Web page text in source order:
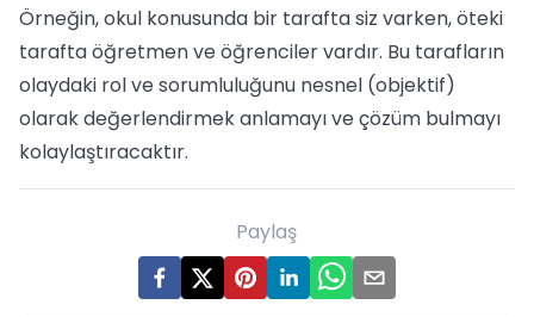
Örneğin, okul konusunda bir tarafta siz varken, öteki
tarafta öğretmen ve öğrenciler vardır. Bu tarafların
olaydaki rol ve sorumluluğunu nesnel (objektif)
olarak değerlendirmek anlamayı ve çözüm bulmayı
kolaylaştıracaktır.
Paylaş